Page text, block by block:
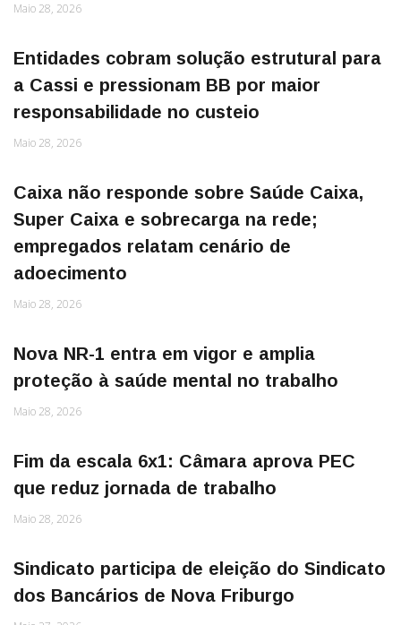
Maio 28, 2026
Entidades cobram solução estrutural para
a Cassi e pressionam BB por maior
responsabilidade no custeio
Maio 28, 2026
Caixa não responde sobre Saúde Caixa,
Super Caixa e sobrecarga na rede;
empregados relatam cenário de
adoecimento
Maio 28, 2026
Nova NR-1 entra em vigor e amplia
proteção à saúde mental no trabalho
Maio 28, 2026
Fim da escala 6x1: Câmara aprova PEC
que reduz jornada de trabalho
Maio 28, 2026
Sindicato participa de eleição do Sindicato
dos Bancários de Nova Friburgo